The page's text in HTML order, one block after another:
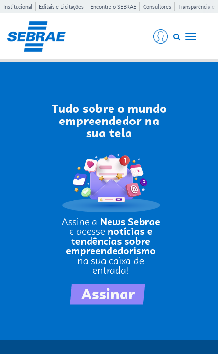
Institucional Editais e Licitações Encontre o SEBRAE Consultores Transparência e
Toggle